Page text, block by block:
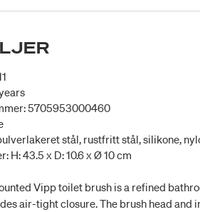
5705953000460
stål, rustfritt stål, silikone,
H: 43.5 x D: 10.6 x Ø 10 cm
Vipp toilet brush is a refined
air-tight closure. The brush head and